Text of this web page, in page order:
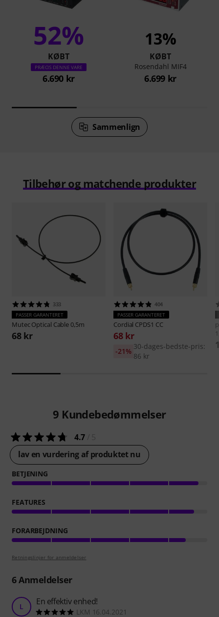
52%
KØBT
PRÆCIS DENNE VARE
6.690 kr
13%
KØBT
Rosendahl MIF4
6.699 kr
Sammenlign
Tilbehør og matchende produkter
333
PASSER GARANTERET
MutecOptical Cable 0,5m
68 kr
404
PASSER GARANTERET
Cordial CPDS1 CC
68 kr
30-dages-bedste-pris:
86 kr
-21%
9 Kundebedømmelser
4.7
lav en vurdering af produktet nu
BETJENING
FEATURES
FORARBEJDNING
Retningslinjer for anmeldelser
6Anmeldelser
L En effektiv enhed!
LKM 16.04.2021